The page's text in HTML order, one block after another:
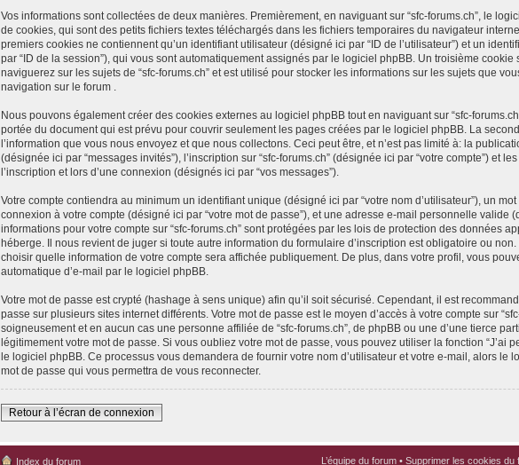
Vos informations sont collectées de deux manières. Premièrement, en naviguant sur “sfc-forums.ch”, le
de cookies, qui sont des petits fichiers textes téléchargés dans les fichiers temporaires du navigateur
premiers cookies ne contiennent qu’un identifiant utilisateur (désigné ici par “ID de l’utilisateur”) et un
par “ID de la session”), qui vous sont automatiquement assignés par le logiciel phpBB. Un troisième
naviguerez sur les sujets de “sfc-forums.ch” et est utilisé pour stocker les informations sur les sujets que
navigation sur le forum .
Nous pouvons également créer des cookies externes au logiciel phpBB tout en naviguant sur “sfc-
portée du document qui est prévu pour couvrir seulement les pages créées par le logiciel phpBB. La
l’information que vous nous envoyez et que nous collectons. Ceci peut être, et n’est pas limité à: la
(désignée ici par “messages invités”), l’inscription sur “sfc-forums.ch” (désignée ici par “votre compte”) et
l’inscription et lors d’une connexion (désignés ici par “vos messages”).
Votre compte contiendra au minimum un identifiant unique (désigné ici par “votre nom d’utilisateur”), un
connexion à votre compte (désigné ici par “votre mot de passe”), et une adresse e-mail personnelle valide
informations pour votre compte sur “sfc-forums.ch” sont protégées par les lois de protection des données
héberge. Il nous revient de juger si toute autre information du formulaire d’inscription est obligatoire ou
choisir quelle information de votre compte sera affichée publiquement. De plus, dans votre profil, vous
automatique d’e-mail par le logiciel phpBB.
Votre mot de passe est crypté (hashage à sens unique) afin qu’il soit sécurisé. Cependant, il est
passe sur plusieurs sites internet différents. Votre mot de passe est le moyen d’accès à votre compte sur
soigneusement et en aucun cas une personne affiliée de “sfc-forums.ch”, de phpBB ou une d’une tierce
légitimement votre mot de passe. Si vous oubliez votre mot de passe, vous pouvez utiliser la fonction “J’ai
le logiciel phpBB. Ce processus vous demandera de fournir votre nom d’utilisateur et votre e-mail, alors le
mot de passe qui vous permettra de vous reconnecter.
Retour à l’écran de connexion
Index du forum L’équipe du forum • Supprimer les cookies du